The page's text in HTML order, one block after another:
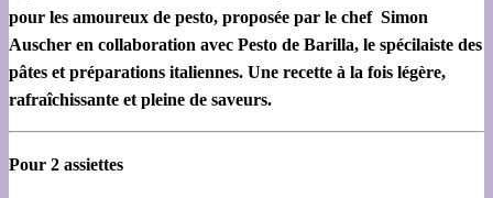
pour les amoureux de pesto, proposée par le chef Simon
Auscher en collaboration avec Pesto de Barilla, le spécilaiste des
pâtes et préparations italiennes. Une recette à la fois légère,
rafraîchissante et pleine de saveurs.
Pour 2 assiettes